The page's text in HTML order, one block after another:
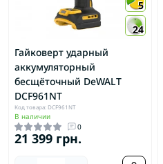
5
24
Гайковерт ударный
аккумуляторный
бесщёточный DeWALT
DCF961NT
Код товара: DCF961NT
В наличии
0
21 399 грн.